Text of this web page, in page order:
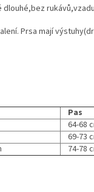
Prsa mají
Pas
64-68
69-73
74-78